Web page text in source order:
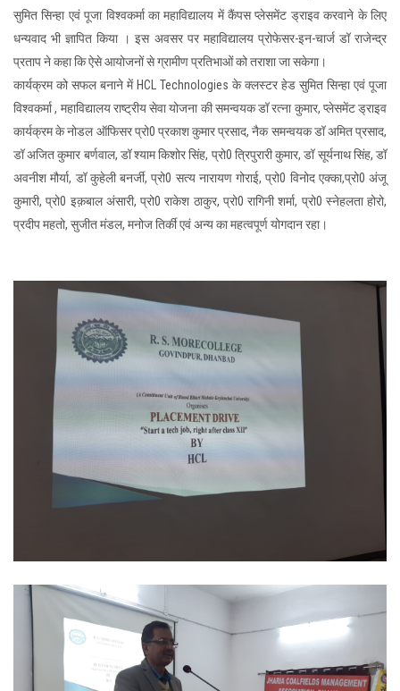
सुमित सिन्हा एवं पूजा विश्वकर्मा का महाविद्यालय में कैंपस प्लेसमेंट ड्राइव करवाने के लिए
धन्यवाद भी ज्ञापित किया । इस अवसर पर महाविद्यालय प्रोफेसर-इन-चार्ज डॉ राजेन्द्र
प्रताप ने कहा कि ऐसे आयोजनों से ग्रामीण प्रतिभाओं को तराशा जा सकेगा।
कार्यक्रम को सफल बनाने में HCL Technologies के क्लस्टर हेड सुमित सिन्हा एवं पूजा
विश्वकर्मा , महाविद्यालय राष्ट्रीय सेवा योजना की समन्वयक डॉ रत्ना कुमार, प्लेसमेंट ड्राइव
कार्यक्रम के नोडल ऑफिसर प्रो0 प्रकाश कुमार प्रसाद, नैक समन्वयक डॉ अमित प्रसाद,
डॉ अजित कुमार बर्णवाल, डॉ श्याम किशोर सिंह, प्रो0 त्रिपुरारी कुमार, डॉ सूर्यनाथ सिंह, डॉ
अवनीश मौर्या, डॉ कुहेली बनर्जी, प्रो0 सत्य नारायण गोराई, प्रो0 विनोद एक्का,प्रो0 अंजू
कुमारी, प्रो0 इक़बाल अंसारी, प्रो0 राकेश ठाकुर, प्रो0 रागिनी शर्मा, प्रो0 स्नेहलता होरो,
प्रदीप महतो, सुजीत मंडल, मनोज तिर्की एवं अन्य का महत्वपूर्ण योगदान रहा।